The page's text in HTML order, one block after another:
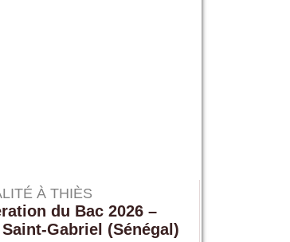
À THIÈS
du Bac 2026 –
Gabriel (Sénégal)